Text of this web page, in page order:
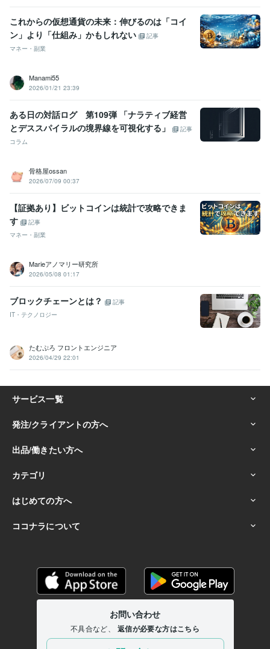
これからの仮想通貨の未来：伸びるのは「コイ
ン」より「仕組み」かもしれない
記事
マネー・副業
Manami55
2026/01/21 23:39
ある日の対話ログ 第109弾 「ナラティブ経営
とデススパイラルの境界線を可視化する」
記事
コラム
骨格屋ossan
2026/07/09 00:37
【証拠あり】ビットコインは統計で攻略できま
す
記事
マネー・副業
Marieアノマリー研究所
2026/05/08 01:17
ブロックチェーンとは？
記事
IT・テクノロジー
たむぷろ フロントエンジニア
2026/04/29 22:01